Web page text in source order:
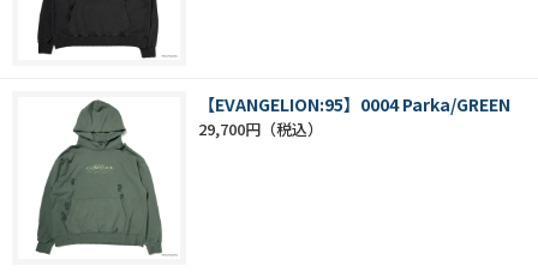
【EVANGELION:95】0004 Parka/GREEN
29,700円